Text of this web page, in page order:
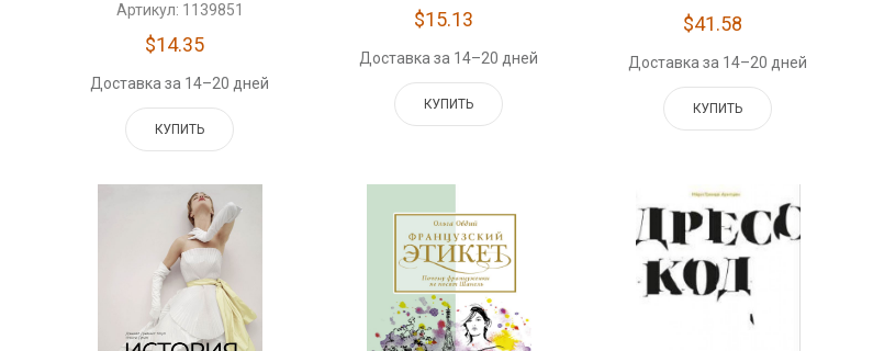
Артикул: 1139851
$14.35
Доставка за 14–20 дней
КУПИТЬ
$15.13
Доставка за 14–20 дней
КУПИТЬ
$41.58
Доставка за 14–20 дней
КУПИТЬ